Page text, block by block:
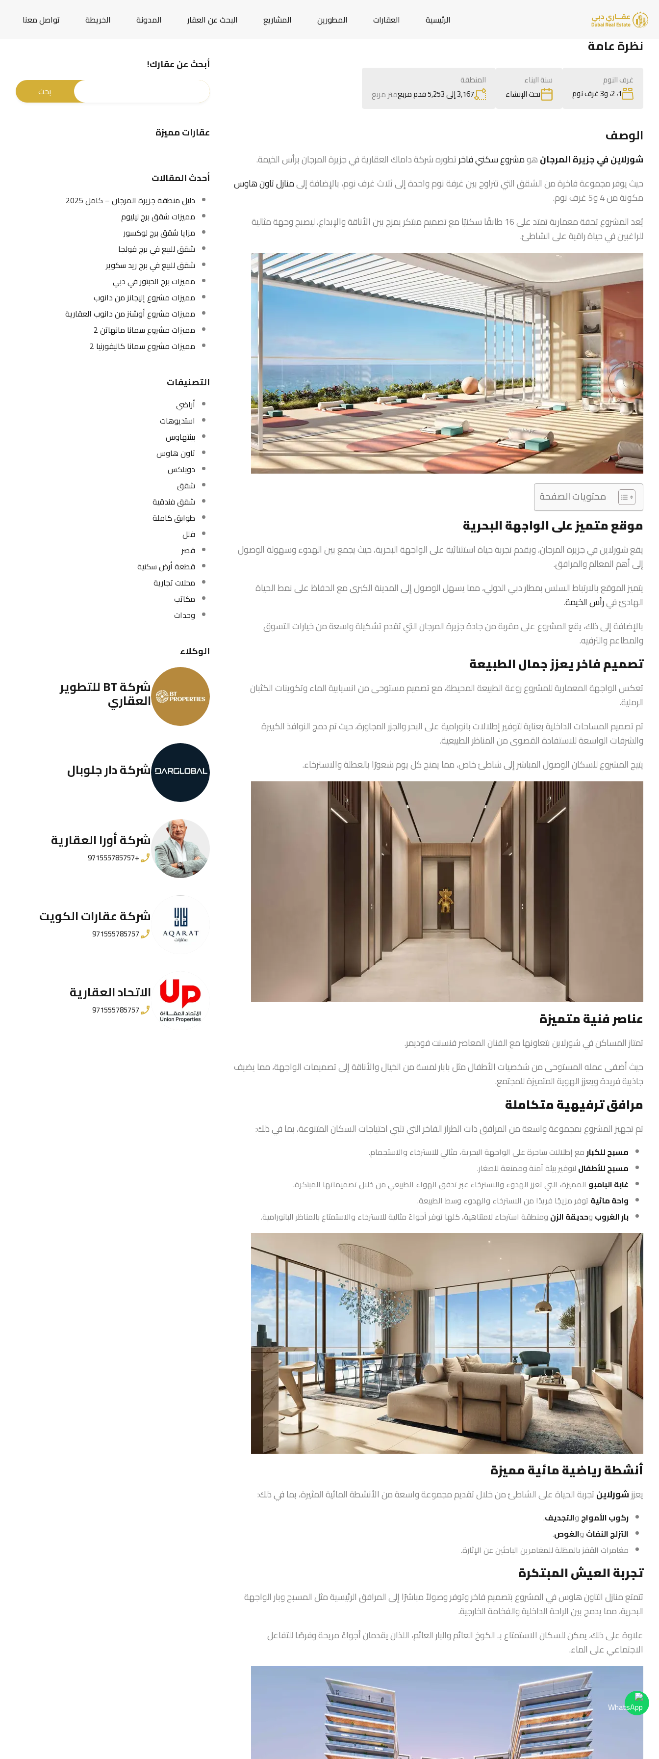
الرئيسية العقارات المطورين المشاريع البحث عن العقار المدونة الخريطة تواصل معنا
نظرة عامة
غرف النوم
1، 2، و3 غرف نوم
سنة البناء
تحت الإنشاء
المنطقة
3,167 إلى 5,253 قدم مربع
متر مربع
الوصف
شورلاين في جزيرة المرجانهومشروع سكني فاخرتطوره شركة داماك العقارية في جزيرة المرجان برأس الخيمة.
حيث يوفر مجموعة فاخرة من الشقق التي تتراوح بين غرفة نوم واحدة إلى ثلاث غرف نوم، بالإضافة إلىمنازل تاون هاوس
مكونة من 4 و5 غرف نوم.
يُعد المشروع تحفة معمارية تمتد على 16 طابقًا سكنيًا مع تصميم مبتكر يمزج بين الأناقة والإبداع، ليصبح وجهة مثالية
للراغبين في حياة راقية على الشاطئ.
محتويات الصفحة
موقع متميز على الواجهة البحرية
يقع شورلاين في جزيرة المرجان، ويقدم تجربة حياة استثنائية على الواجهة البحرية، حيث يجمع بين الهدوء وسهولة الوصول
إلى أهم المعالم والمرافق.
يتميز الموقع بالارتباط السلس بمطار دبي الدولي، مما يسهل الوصول إلى المدينة الكبرى مع الحفاظ على نمط الحياة
الهادئ فيرأس الخيمة.
بالإضافة إلى ذلك، يقع المشروع على مقربة من جادة جزيرة المرجان التي تقدم تشكيلة واسعة من خيارات التسوق
والمطاعم والترفيه.
تصميم فاخر يعزز جمال الطبيعة
تعكس الواجهة المعمارية للمشروع روعة الطبيعة المحيطة، مع تصميم مستوحى من انسيابية الماء وتكوينات الكثبان
الرملية.
تم تصميم المساحات الداخلية بعناية لتوفير إطلالات بانورامية على البحر والجزر المجاورة، حيث تم دمج النوافذ الكبيرة
والشرفات الواسعة للاستفادة القصوى من المناظر الطبيعية.
يتيح المشروع للسكان الوصول المباشر إلى شاطئ خاص، مما يمنح كل يوم شعورًا بالعطلة والاسترخاء.
عناصر فنية متميزة
تمتاز المساكن في شورلاين بتعاونها مع الفنان المعاصر فنسنت فوديمر.
حيث أضفى عمله المستوحى من شخصيات الأطفال مثل بابار لمسة من الخيال والأناقة إلى تصميمات الواجهة، مما يضيف
جاذبية فريدة ويعزز الهوية المتميزة للمجتمع.
مرافق ترفيهية متكاملة
تم تجهيز المشروع بمجموعة واسعة من المرافق ذات الطراز الفاخر التي تلبي احتياجات السكان المتنوعة، بما في ذلك:
مسبح للكبارمع إطلالات ساحرة على الواجهة البحرية، مثالي للاسترخاء والاستجمام.
مسبح للأطفال لتوفير بيئة آمنة وممتعة للصغار.
غابة البامبو المميزة، التي تعزز الهدوء والاسترخاء عبر تدفق الهواء الطبيعي من خلال تصميماتها المبتكرة.
واحة مائية توفر مزيجًا فريدًا من الاسترخاء والهدوء وسط الطبيعة.
بار الغروب وحديقة الزن ومنطقة استرخاء لامتناهية، كلها توفر أجواءً مثالية للاسترخاء والاستمتاع بالمناظر البانورامية.
أنشطة رياضية مائية مميزة
يعززشورلاينتجربة الحياة على الشاطئ من خلال تقديم مجموعة واسعة من الأنشطة المائية المثيرة، بما في ذلك:
ركوب الأمواج والتجديف.
التزلج النفاث والغوص.
مغامرات القفز بالمظلة للمغامرين الباحثين عن الإثارة.
تجربة العيش المبتكرة
تتمتع منازل التاون هاوس في المشروع بتصميم فاخر وتوفر وصولاً مباشرًا إلى المرافق الرئيسية مثل المسبح وبار الواجهة
البحرية، مما يدمج بين الراحة الداخلية والفخامة الخارجية.
علاوة على ذلك، يمكن للسكان الاستمتاع بـ الكوخ العائم والبار العائم، اللذان يقدمان أجواءً مريحة وفرصًا للتفاعل
الاجتماعي على الماء.
أبحث عن عقارك!
عقارات مميزة
أحدث المقالات
دليل منطقة جزيرة المرجان – كامل 2025
مميزات شقق برج ليليوم
مزايا شقق برج لوكسور
شقق للبيع في برج فولجا
شقق للبيع في برج ريد سكوير
مميزات برج الحبتور في دبي
مميزات مشروع إليجانز من دانوب
مميزات مشروع أوشنز من دانوب العقارية
مميزات مشروع سمانا مانهاتن 2
مميزات مشروع سمانا كاليفورنيا 2
التصنيفات
أراضي
استديوهات
بينتهاوس
تاون هاوس
دوبلكس
شقق
شقق فندقية
طوابق كاملة
فلل
قصر
قطعة أرض سكنية
محلات تجارية
مكاتب
وحدات
الوكلاء
شركة BT للتطوير
العقاري
شركة دار جلوبال
شركة أورا العقارية
+971555785757
شركة عقارات الكويت
971555785757
الاتحاد العقارية
971555785757